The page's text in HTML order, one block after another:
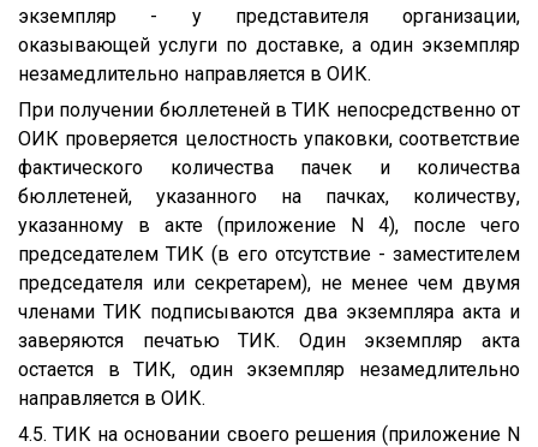
экземпляр - у представителя организации,
оказывающей услуги по доставке, а один экземпляр
незамедлительно направляется в ОИК.
При получении бюллетеней в ТИК непосредственно от
ОИК проверяется целостность упаковки, соответствие
фактического количества пачек и количества
бюллетеней, указанного на пачках, количеству,
указанному в акте (приложение N 4), после чего
председателем ТИК (в его отсутствие - заместителем
председателя или секретарем), не менее чем двумя
членами ТИК подписываются два экземпляра акта и
заверяются печатью ТИК. Один экземпляр акта
остается в ТИК, один экземпляр незамедлительно
направляется в ОИК.
4.5. ТИК на основании своего решения (приложение N